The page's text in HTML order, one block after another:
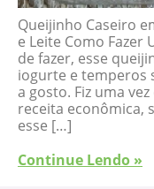
Queijinho Caseiro
e Leite Como Fazer
de fazer, esse
iogurte e temperos
a gosto. Fiz uma
receita econômica,
esse […]
Continue Lendo »